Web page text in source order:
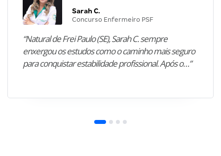
Sarah C.
Concurso Enfermeiro PSF
“Natural de Frei Paulo (SE), Sarah C. sempre
enxergou os estudos como o caminho mais seguro
para conquistar estabilidade profissional. Após o…”